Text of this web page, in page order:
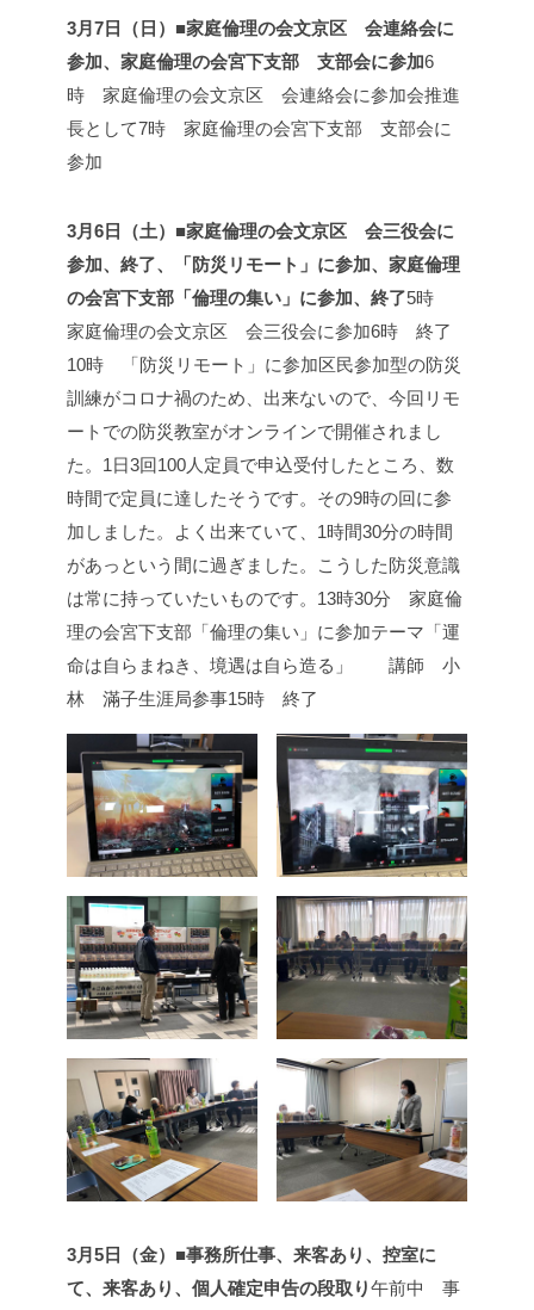
3月7日（日）■家庭倫理の会文京区 会連絡会に
参加、家庭倫理の会宮下支部 支部会に参加6
時 家庭倫理の会文京区 会連絡会に参加会推進
長として7時 家庭倫理の会宮下支部 支部会に
参加
3月6日（土）■家庭倫理の会文京区 会三役会に
参加、終了、「防災リモート」に参加、家庭倫理
の会宮下支部「倫理の集い」に参加、終了5時
家庭倫理の会文京区 会三役会に参加6時 終了
10時 「防災リモート」に参加区民参加型の防災
訓練がコロナ禍のため、出来ないので、今回リモ
ートでの防災教室がオンラインで開催されまし
た。1日3回100人定員で申込受付したところ、数
時間で定員に達したそうです。その9時の回に参
加しました。よく出来ていて、1時間30分の時間
があっという間に過ぎました。こうした防災意識
は常に持っていたいものです。 13時30分 家庭倫
理の会宮下支部「倫理の集い」に参加テーマ「運
命は自らまねき、境遇は自ら造る」 講師 小
林 滿子生涯局参事15時 終了
3月5日（金）■事務所仕事、来客あり、控室に
て、来客あり、個人確定申告の段取り午前中 事